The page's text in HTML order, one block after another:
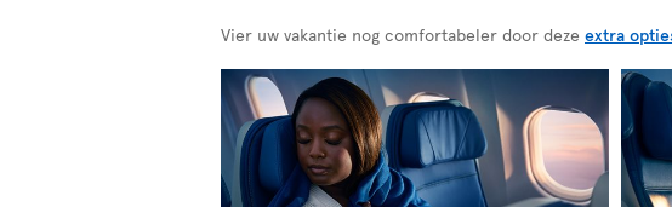
Vier uw vakantie nog comfortabeler door deze extra